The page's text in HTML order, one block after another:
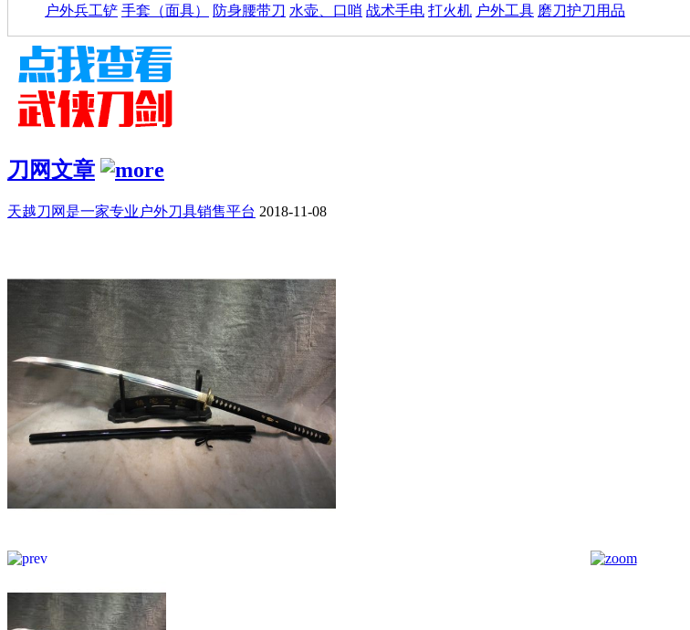
户外兵工铲 手套（面具） 防身腰带刀 水壶、口哨 战术手电 打火机 户外工具 磨刀护刀用品
刀网文章
天越刀网是一家专业户外刀具销售平台 2018-11-08